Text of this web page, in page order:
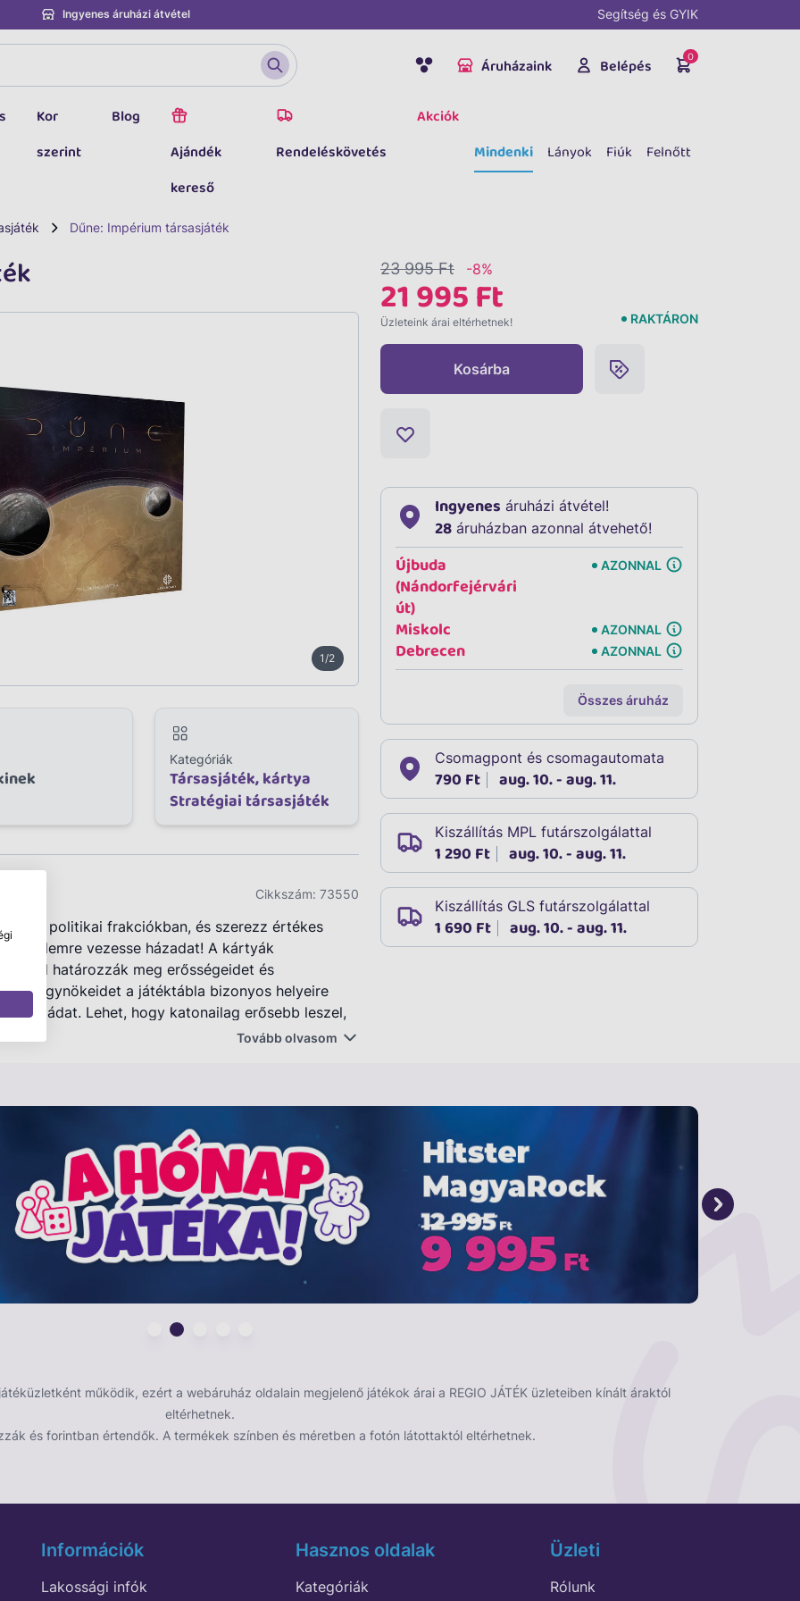
Ingyenes áruházi átvétel Segítség és GYIK
Áruházaink Belépés 0
Kor
szerint
Blog
Ajándék
kereső
Rendeléskövetés
Akciók
Mindenki
Lányok Fiúk Felnőtt
Dűne: Impérium társasjáték
1/2
Kategóriák
Társasjáték, kártya
Stratégiai társasjáték
Cikkszám: 73550
a politikai frakciókban, és szerezz értékes
vezesse házadat! A kártyák
határozzák meg erősségeidet és
ügynökeidet a játéktábla bizonyos helyeire
Lehet, hogy katonailag erősebb leszel,
A Dűne licencét szigorúan védték, ezért eddig
Tovább olvasom
23 995 Ft -8%
21 995 Ft
Üzleteink árai eltérhetnek! RAKTÁRON
Kosárba
Ingyenes áruházi átvétel!
28 áruházban azonnal átvehető!
Újbuda
(Nándorfejérvári
út)
AZONNAL
Miskolc AZONNAL
Debrecen AZONNAL
Összes áruház
Csomagpont és csomagautomata
790 Ft aug. 10. - aug. 11.
Kiszállítás MPL futárszolgálattal
1 290 Ft aug. 10. - aug. 11.
Kiszállítás GLS futárszolgálattal
1 690 Ft aug. 10. - aug. 11.
játéküzletként működik, ezért a webáruház oldalain megjelenő játékok árai a REGIO JÁTÉK üzleteiben kínált áraktól
eltérhetnek.
és forintban értendők. A termékek színben és méretben a fotón látottaktól eltérhetnek.
Információk
Lakossági infók
Hasznos oldalak
Kategóriák
Üzleti
Rólunk